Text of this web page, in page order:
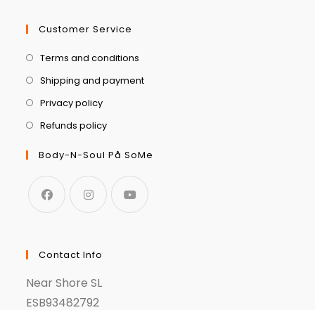
Customer Service
Terms and conditions
Shipping and payment
Privacy policy
Refunds policy
Body-N-Soul På SoMe
Contact Info
Near Shore SL
ESB93482792